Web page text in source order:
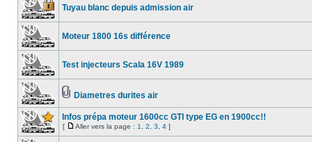
Tuyau blanc depuis admission air
Moteur 1800 16s différence
Test injecteurs Scala 16V 1989
Diametres durites air
Infos prépa moteur 1600cc GTI type EG en 1900cc!!
[ Aller vers la page : 1 2 3 4 ]